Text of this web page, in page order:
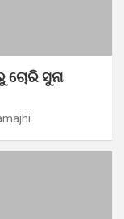
ସୁନା